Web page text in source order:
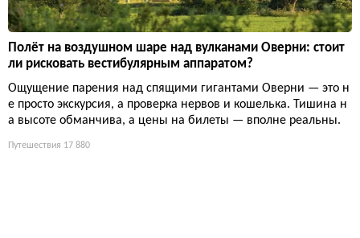
Полёт на воздушном шаре над вулканами Оверни: стоит
ли рисковать вестибулярным аппаратом?
Ощущение парения над спящими гигантами Оверни — это н
е просто экскурсия, а проверка нервов и кошелька. Тишина н
а высоте обманчива, а цены на билеты — вполне реальны.
Путешествия 17 880